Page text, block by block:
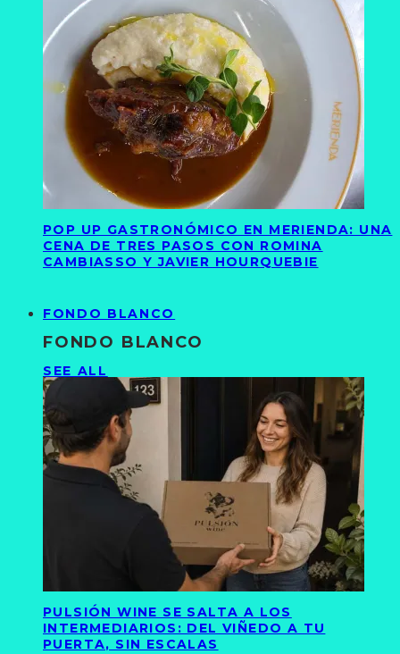
POP UP GASTRONÓMICO EN MERIENDA: UNA
CENA DE TRES PASOS CON ROMINA
CAMBIASSO Y JAVIER HOURQUEBIE
FONDO BLANCO
FONDO BLANCO
SEE ALL
PULSIÓN WINE SE SALTA A LOS
INTERMEDIARIOS: DEL VIÑEDO A TU
PUERTA, SIN ESCALAS